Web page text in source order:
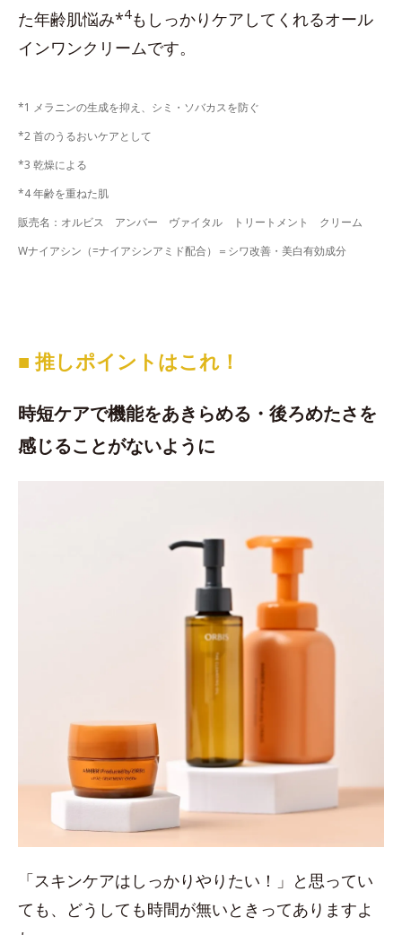
た年齢肌悩み*4もしっかりケアしてくれるオール
インワンクリームです。
*1 メラニンの生成を抑え、シミ・ソバカスを防ぐ
*2 首のうるおいケアとして
*3 乾燥による
*4 年齢を重ねた肌
販売名：オルビス アンバー ヴァイタル トリートメント クリーム
Wナイアシン（=ナイアシンアミド配合）＝シワ改善・美白有効成分
■ 推しポイントはこれ！
時短ケアで機能をあきらめる・後ろめたさを
感じることがないように
「スキンケアはしっかりやりたい！」と思ってい
ても、どうしても時間が無いときってありますよ